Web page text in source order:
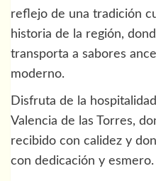
reflejo de una tradición
historia de la región,
transporta a sabores
moderno.
Disfruta de la
Valencia de las Torres,
recibido con calidez y
con dedicación y esmero.